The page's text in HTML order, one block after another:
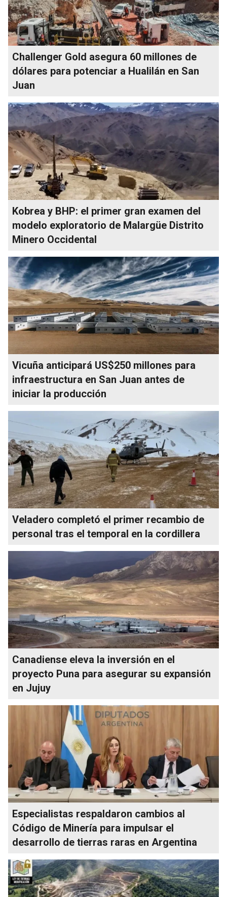
Challenger Gold asegura 60 millones de
dólares para potenciar a Hualilán en San
Juan
Kobrea y BHP: el primer gran examen del
modelo exploratorio de Malargüe Distrito
Minero Occidental
Vicuña anticipará US$250 millones para
infraestructura en San Juan antes de
iniciar la producción
Veladero completó el primer recambio de
personal tras el temporal en la cordillera
Canadiense eleva la inversión en el
proyecto Puna para asegurar su expansión
en Jujuy
Especialistas respaldaron cambios al
Código de Minería para impulsar el
desarrollo de tierras raras en Argentina